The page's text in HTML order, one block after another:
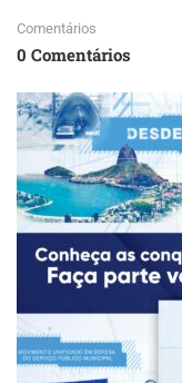
Comentários
0 Comentários